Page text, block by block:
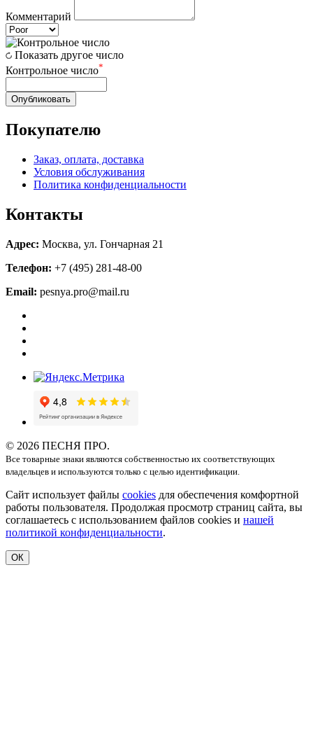
Комментарий
Показать другое число
Контрольное число*
Опубликовать
Покупателю
Заказ, оплата, доставка
Условия обслуживания
Политика конфиденциальности
Контакты
Адрес: Москва, ул. Гончарная 21
Телефон: +7 (495) 281-48-00
Email: pesnya.pro@mail.ru
© 2026 ПЕСНЯ ПРО.
Все товарные знаки являются собственностью их соответствующих
владельцев и используются только с целью идентификации.
Сайт использует файлы cookies для обеспечения комфортной
работы пользователя. Продолжая просмотр страниц сайта, вы
соглашаетесь с использованием файлов cookies и нашей
политикой конфиденциальности.
ОК